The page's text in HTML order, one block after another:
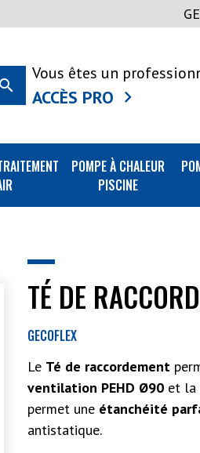
search
Vous êtes un
ACCÈS PRO
POMPE À CHALEUR
PISCINE
TÉ DE
GECOFLEX
Le Té de raccordement
ventilation PEHD Ø90 et la
permet une étanchéité
antistatique.